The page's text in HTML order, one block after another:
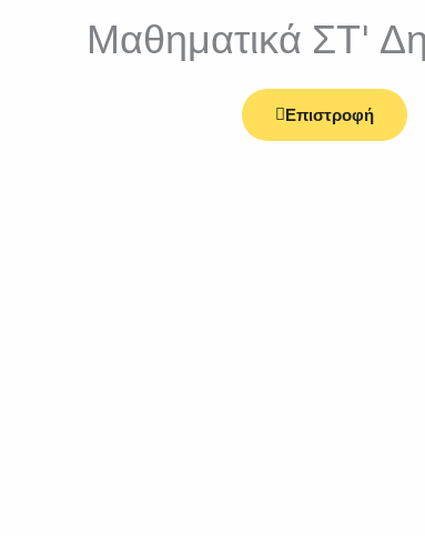
Μαθηματικά ΣΤ'
Επιστροφή